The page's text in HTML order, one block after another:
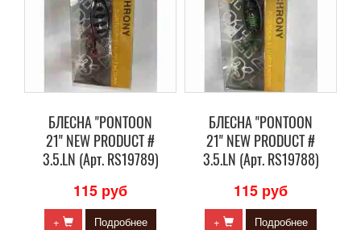
БЛЕСНА "PONTOON
21" NEW PRODUCT #
3.5.LN (Арт. RS19789)
115 руб
+ Подробнее
БЛЕСНА "PONTOON
21" NEW PRODUCT #
3.5.LN (Арт. RS19788)
115 руб
+ Подробнее